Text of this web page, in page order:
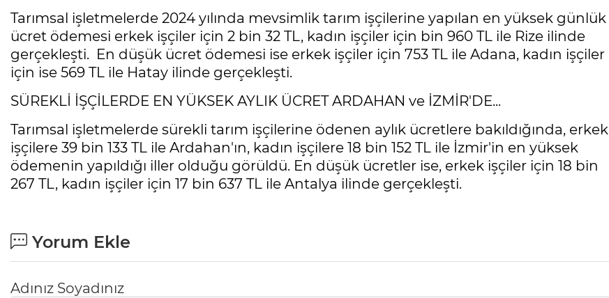
Tarımsal işletmelerde 2024 yılında mevsimlik tarım işçilerine yapılan en yüksek günlük
ücret ödemesi erkek işçiler için 2 bin 32 TL, kadın işçiler için bin 960 TL ile Rize ilinde
gerçekleşti. En düşük ücret ödemesi ise erkek işçiler için 753 TL ile Adana, kadın işçiler
için ise 569 TL ile Hatay ilinde gerçekleşti.
SÜREKLİ İŞÇİLERDE EN YÜKSEK AYLIK ÜCRET ARDAHAN ve İZMİR'DE...
Tarımsal işletmelerde sürekli tarım işçilerine ödenen aylık ücretlere bakıldığında, erkek
işçilere 39 bin 133 TL ile Ardahan'ın, kadın işçilere 18 bin 152 TL ile İzmir'in en yüksek
ödemenin yapıldığı iller olduğu görüldü. En düşük ücretler ise, erkek işçiler için 18 bin
267 TL, kadın işçiler için 17 bin 637 TL ile Antalya ilinde gerçekleşti.
Yorum Ekle
Adınız Soyadınız